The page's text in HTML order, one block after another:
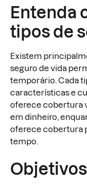
Entenda
tipos de
Existem
seguro de vida
temporário. Cada
características e
oferece cobertura
em dinheiro,
oferece cobertura
tempo.